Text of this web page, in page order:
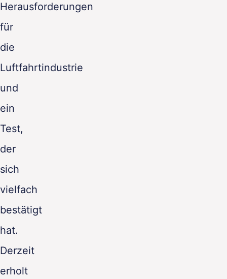
Herausforderungen
für
die
Luftfahrtindustrie
und
ein
Test,
der
sich
vielfach
bestätigt
hat.
Derzeit
erholt